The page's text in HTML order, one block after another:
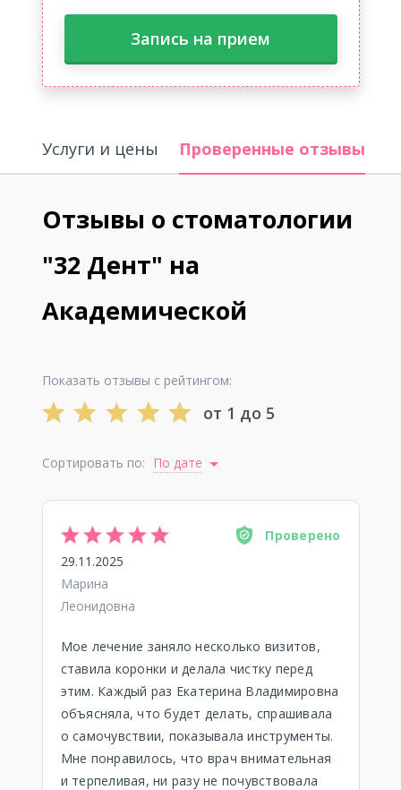
Запись на прием
Услуги и цены Проверенные отзывы
Отзывы о стоматологии
"32 Дент" на
Академической
Показать отзывы с рейтингом:
от 1 до 5
Сортировать по: По дате
Проверено
29.11.2025
Марина
Леонидовна
Мое лечение заняло несколько визитов,
ставила коронки и делала чистку перед
этим. Каждый раз Екатерина Владимировна
объясняла, что будет делать, спрашивала
о самочувствии, показывала инструменты.
Мне понравилось, что врач внимательная
и терпеливая, ни разу не почувствовала